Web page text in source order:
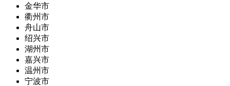
金华市
衢州市
舟山市
绍兴市
湖州市
嘉兴市
温州市
宁波市